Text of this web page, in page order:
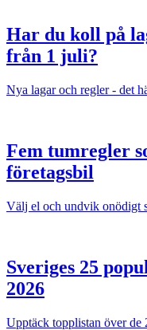
Har du koll på
från 1 juli?
Nya lagar och regler - det
Fem tumregler
företagsbil
Välj el och undvik onödigt
Sveriges 25
2026
Upptäck topplistan över de